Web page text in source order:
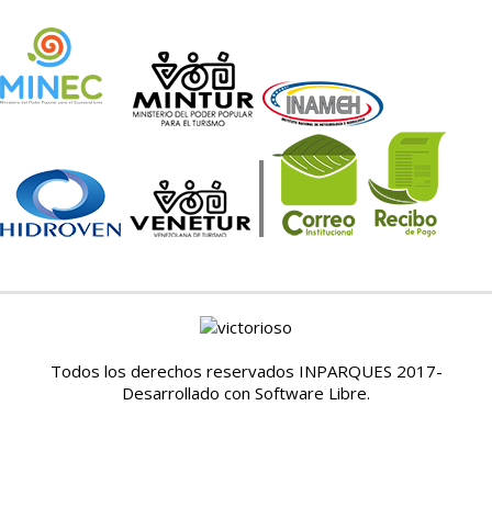
Todos los derechos reservados INPARQUES 2017-
Desarrollado con Software Libre.